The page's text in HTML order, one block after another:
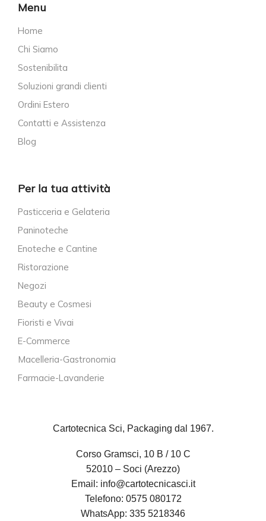
Menu
Home
Chi Siamo
Sostenibilita
Soluzioni grandi clienti
Ordini Estero
Contatti e Assistenza
Blog
Per la tua attività
Pasticceria e Gelateria
Paninoteche
Enoteche e Cantine
Ristorazione
Negozi
Beauty e Cosmesi
Fioristi e Vivai
E-Commerce
Macelleria-Gastronomia
Farmacie-Lavanderie
Cartotecnica Sci, Packaging dal 1967.
Corso Gramsci, 10 B / 10 C
52010 – Soci (Arezzo)
Email: info@cartotecnicasci.it
Telefono: 0575 080172
WhatsApp: 335 5218346